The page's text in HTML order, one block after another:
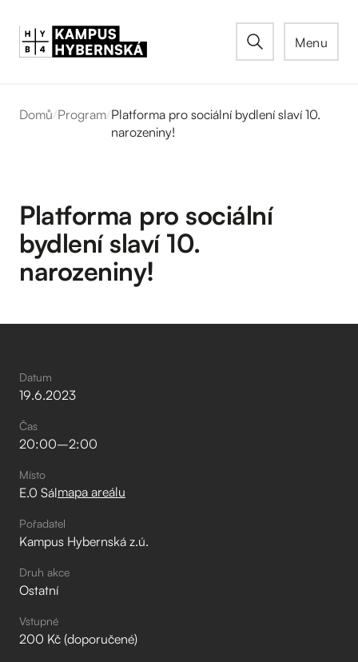
Menu
Domů/Program/Platforma pro sociální bydlení slaví 10.
narozeniny!
Platforma pro sociální
bydlení slaví 10.
narozeniny!
Datum
19.6.2023
Čas
20:00–⁠2:00
Místo
E.0 Sálmapa areálu
Pořadatel
Kampus Hybernská z.ú.
Druh akce
Ostatní
Vstupné
200 Kč (doporučené)